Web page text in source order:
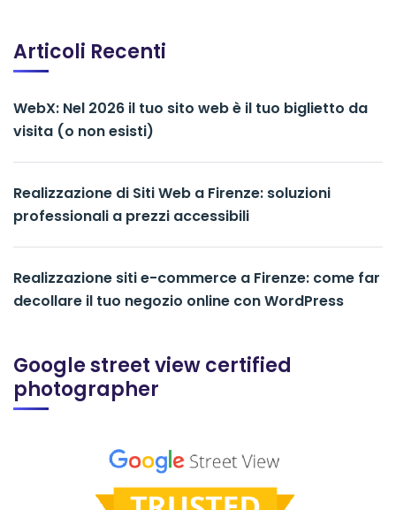
Articoli Recenti
WebX: Nel 2026 il tuo sito web è il tuo biglietto da
visita (o non esisti)
Realizzazione di Siti Web a Firenze: soluzioni
professionali a prezzi accessibili
Realizzazione siti e-commerce a Firenze: come far
decollare il tuo negozio online con WordPress
Google street view certified
photographer